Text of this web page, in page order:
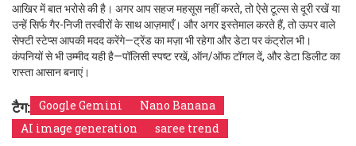
आखिर में बात भरोसे की है। अगर आप सहज महसूस नहीं करते, तो ऐसे टूल्स से दूरी रखें या
उन्हें सिर्फ गैर-निजी तस्वीरों के साथ आज़माएँ। और अगर इस्तेमाल करते हैं, तो ऊपर वाले
सेफ्टी स्टेप्स आपकी मदद करेंगे—ट्रेंड का मज़ा भी रहेगा और डेटा पर कंट्रोल भी।
कंपनियों से भी उम्मीद यही है—पॉलिसी स्पष्ट रखें, ऑन/ऑफ टॉगल दें, और डेटा डिलीट का
रास्ता आसान बनाएं।
टैग: Google Gemini
Nano Banana
AI image generation
saree trend